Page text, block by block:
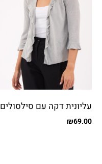
עליונית דקה עם סילסולים
₪69.00